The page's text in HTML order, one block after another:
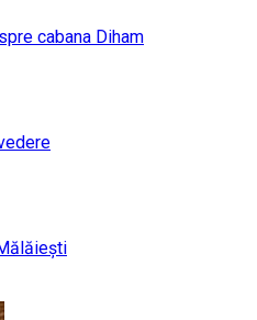
cabana Diham